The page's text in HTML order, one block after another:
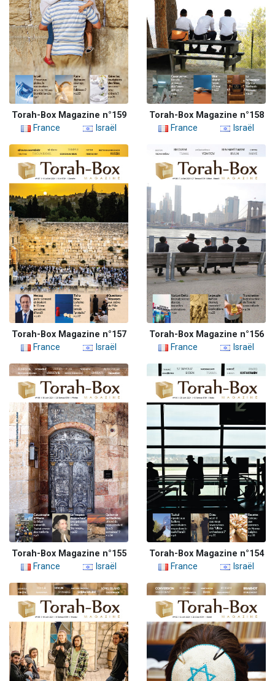
Torah-Box Magazine n°159
France
Israël
Torah-Box Magazine n°158
France
Israël
Torah-Box Magazine n°157
France
Israël
Torah-Box Magazine n°156
France
Israël
Torah-Box Magazine n°155
France
Israël
Torah-Box Magazine n°154
France
Israël